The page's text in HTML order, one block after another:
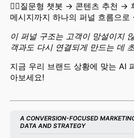
👉🏻질문형 챗봇 → 콘텐츠 추천 →
메시지까지 하나의 퍼널 흐름으로
이 퍼널 구조는 고객이 망설이지
객과도 다시 연결되게 만드는 데
지금 우리 브랜드 상황에 맞는 AI
아보세요!
A CONVERSION-FOCUSED
DATA AND STRATEGY